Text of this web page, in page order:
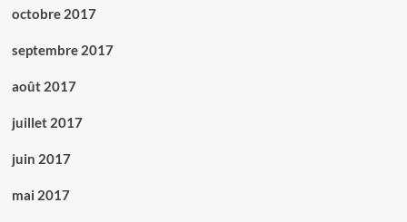
octobre 2017
septembre 2017
août 2017
juillet 2017
juin 2017
mai 2017